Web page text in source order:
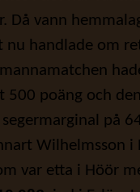
Då vann
nu handlade om
poäng och
på
Wilhelmsson i
var etta i Höör